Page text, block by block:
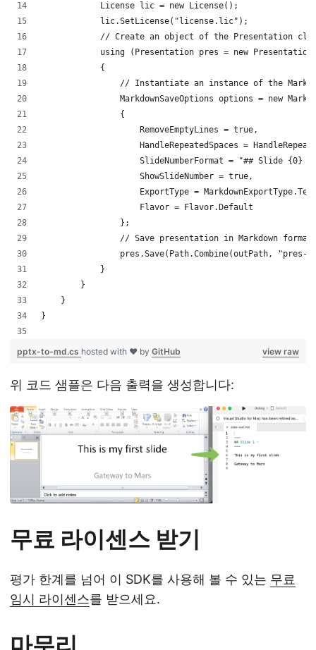
            License lic = new License();
            lic.SetLicense("license.lic");
// Create an object of the Presentation
using (Presentation pres = new
            {
// Instantiate an instance of the
MarkdownSaveOptions options = new
                {
                    RemoveEmptyLines = true,
HandleRepeatedSpaces =
SlideNumberFormat = "## Slide {0} -
                    ShowSlideNumber = true,
ExportType =
                    Flavor = Flavor.Default
                };
// Save presentation in Markdown
pres.Save(Path.Combine(outPath, "pres-
            }
        }
    }
}
view raw
pptx-to-md.cs hosted with ❤ by GitHub
위 코드 샘플은 다음 출력을 생성합니다:
무료 라이센스 받기
평가 한계를 넘어 이 SDK를 사용해 볼 수 있는 무료
임시 라이센스를 받으세요.